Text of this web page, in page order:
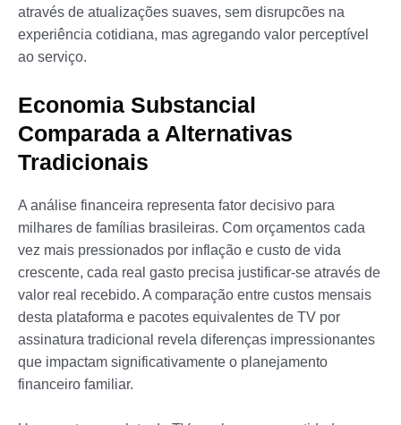
através de atualizações suaves, sem disrupcões na
experiência cotidiana, mas agregando valor perceptível
ao serviço.
Economia Substancial
Comparada a Alternativas
Tradicionais
A análise financeira representa fator decisivo para
milhares de famílias brasileiras. Com orçamentos cada
vez mais pressionados por inflação e custo de vida
crescente, cada real gasto precisa justificar-se através de
valor real recebido. A comparação entre custos mensais
desta plataforma e pacotes equivalentes de TV por
assinatura tradicional revela diferenças impressionantes
que impactam significativamente o planejamento
financeiro familiar.